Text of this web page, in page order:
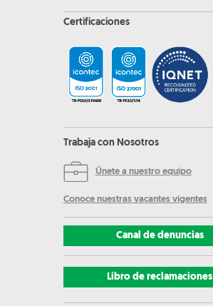
Certificaciones
Trabaja con Nosotros
Únete a nuestro equipo
Conoce nuestras vacantes vigentes
Canal de denuncias
Libro de reclamaciones